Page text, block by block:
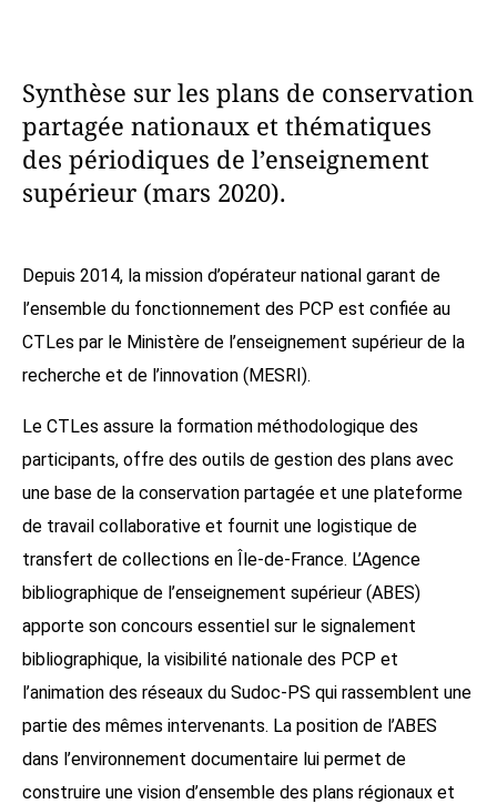
Synthèse sur les plans de conservation
partagée nationaux et thématiques
des périodiques de l’enseignement
supérieur (mars 2020).
Depuis 2014, la mission d’opérateur national garant de
l’ensemble du fonctionnement des PCP est confiée au
CTLes par le Ministère de l’enseignement supérieur de la
recherche et de l’innovation (MESRI).
Le CTLes assure la formation méthodologique des
participants, offre des outils de gestion des plans avec
une base de la conservation partagée et une plateforme
de travail collaborative et fournit une logistique de
transfert de collections en Île-de-France. L’Agence
bibliographique de l’enseignement supérieur (ABES)
apporte son concours essentiel sur le signalement
bibliographique, la visibilité nationale des PCP et
l’animation des réseaux du Sudoc-PS qui rassemblent une
partie des mêmes intervenants. La position de l’ABES
dans l’environnement documentaire lui permet de
construire une vision d’ensemble des plans régionaux et